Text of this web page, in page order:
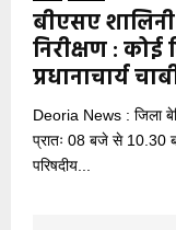
बीएसए
निरीक्षण : कोई
प्रधानाचार्य
Deoria News : जिला
प्रातः 08 बजे से 10.30
परिषदीय...